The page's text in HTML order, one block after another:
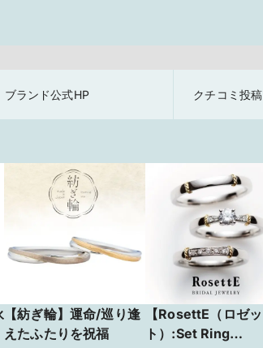
ブランド公式HP クチコミ投稿
【紡ぎ輪】運命/巡り逢
えたふたりを祝福
【RosettE（ロゼッ
ト）:Set Ring